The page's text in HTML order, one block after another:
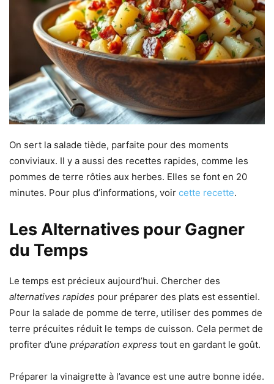
On sert la salade tiède, parfaite pour des moments
conviviaux. Il y a aussi des recettes rapides, comme les
pommes de terre rôties aux herbes. Elles se font en 20
minutes. Pour plus d’informations, voir cette recette.
Les Alternatives pour Gagner
du Temps
Le temps est précieux aujourd’hui. Chercher des
alternatives rapides pour préparer des plats est essentiel.
Pour la salade de pomme de terre, utiliser des pommes de
terre précuites réduit le temps de cuisson. Cela permet de
profiter d’une préparation express tout en gardant le goût.
Préparer la vinaigrette à l’avance est une autre bonne idée.